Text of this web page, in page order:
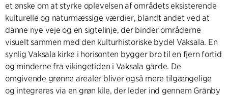
et ønske om at styrke oplevelsen af områdets eksisterende
kulturelle og naturmæssige værdier, blandt andet ved at
danne nye veje og en sigtelinje, der binder områderne
visuelt sammen med den kulturhistoriske bydel Vaksala. En
synlig Vaksala kirke i horisonten bygger bro til en fjern fortid
og minderne fra vikingetiden i Vaksala gärde. De
omgivende grønne arealer bliver også mere tilgængelige
og integreres via en grøn kile, der leder ind gennem Gränby